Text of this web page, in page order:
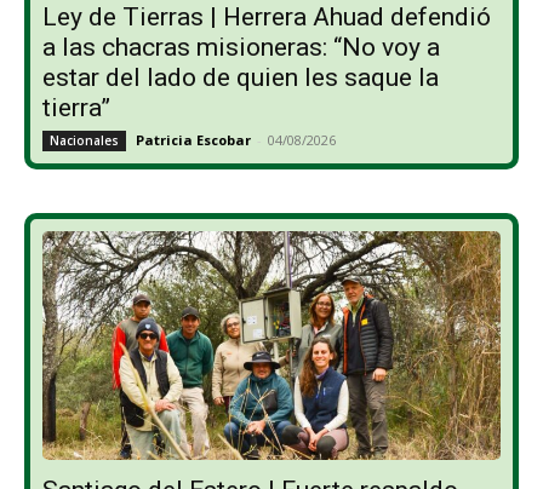
Ley de Tierras | Herrera Ahuad defendió
a las chacras misioneras: “No voy a
estar del lado de quien les saque la
tierra”
Nacionales Patricia Escobar - 04/08/2026